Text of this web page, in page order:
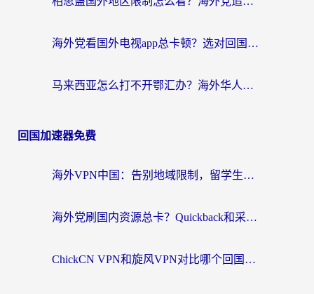
海外党看国外电视app总卡顿？选对回国加速器，追剧购物两不误
马来西亚怎么打不开鄂汇办？海外华人必备的回国加速指南，解决追剧、办事、阅读难题
回国加速器免费
海外VPN中国：告别地域限制，留学生与华人如何轻松刷国内剧、玩国服？
海外党刷国内资源总卡？Quickback和采集蜂好用吗？这篇指南帮你避坑
ChickCN VPN和旋风VPN对比哪个回国效果更好？海外党亲测实用指南